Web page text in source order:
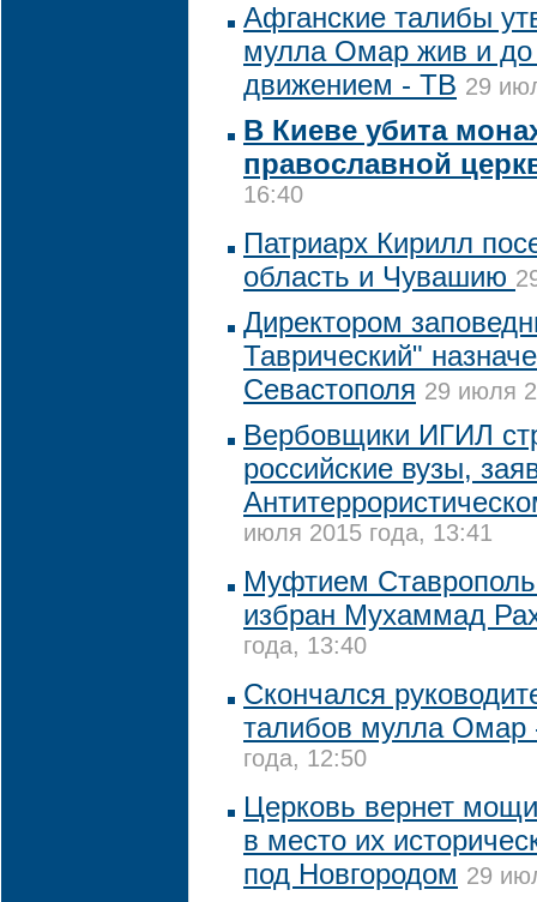
Афганские талибы
мулла Омар жив и до
движением - ТВ 29
В Киеве убита
православной
16:40
Патриарх Кирилл
область и Чувашию
Директором
Таврический"
Севастополя 29 июля
Вербовщики ИГИЛ
российские вузы,
июля 2015 года, 13:41
Муфтием
избран Мухаммад
года, 13:40
Скончался
талибов мулла
года, 12:50
Церковь вернет
в место их
под Новгородом 29